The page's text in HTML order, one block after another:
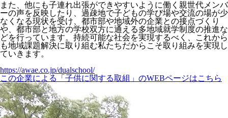
また、他にも子連れ出張ができやすいように働く親世代メンバ
ーの声を反映したり、過疎地で子どもの学び場や交流の場が少
なくなる現状を受け、都市部や地域外の企業との接点づくり
や、都市部と地方の学校双方に通える多地域就学制度の推進な
どを行っています。持続可能な社会を実現するべく、これから
も地域課題解決に取り組む私たちだからこそ取り組みを実現し
ていきます。​
https://awae.co.jp/dualschool/
この企業による「子供に関する取組」のWEBページはこちら